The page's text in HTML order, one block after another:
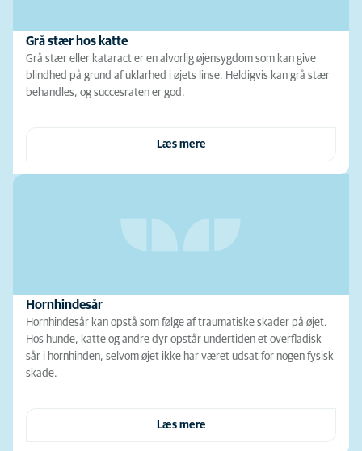
Grå stær hos katte
Grå stær eller kataract er en alvorlig øjensygdom som kan give
blindhed på grund af uklarhed i øjets linse. Heldigvis kan grå stær
behandles, og succesraten er god.
Læs mere
Hornhindesår
Hornhindesår kan opstå som følge af traumatiske skader på øjet.
Hos hunde, katte og andre dyr opstår undertiden et overfladisk
sår i hornhinden, selvom øjet ikke har været udsat for nogen fysisk
skade.
Læs mere